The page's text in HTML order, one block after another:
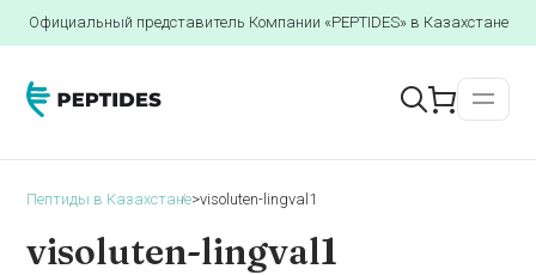
Официальный представитель Компании «PEPTIDES» в Казахстане
Пептиды в Казахстане>visoluten-lingval1
visoluten-lingval1